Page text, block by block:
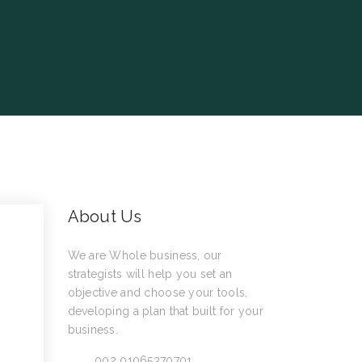
About Us
We are Whole business, our
strategists will help you set an
objective and choose your tools,
developing a plan that built for your
business.